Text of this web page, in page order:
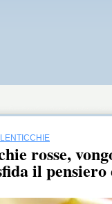
rosse,
il pensiero